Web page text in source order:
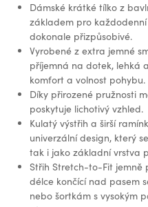
Dámské krátké tílko z
základem pro
dokonale přizpůsobivé.
Vyrobené z extra jemné
příjemná na dotek, lehká
komfort a volnost pohybu.
Díky přirozené pružnosti
poskytuje lichotivý vzhled.
Kulatý výstřih a širší
univerzální design, který
tak i jako základní vrstva
Střih Stretch-to-Fit
délce končící nad pasem
nebo šortkám s vysokým